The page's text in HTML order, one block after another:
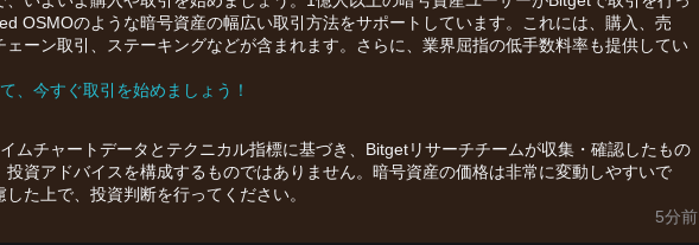
OSMOのような暗号資産の幅広い取引方法をサポートしています。これには、購入、売
ーン取引、ステーキングなどが含まれます。さらに、業界屈指の低手数料率も提供してい
、今すぐ取引を始めましょう！
ムチャートデータとテクニカル指標に基づき、Bitgetリサーチチームが収集・確認したもの
資アドバイスを構成するものではありません。暗号資産の価格は非常に変動しやすいで
た上で、投資判断を行ってください。
5分前